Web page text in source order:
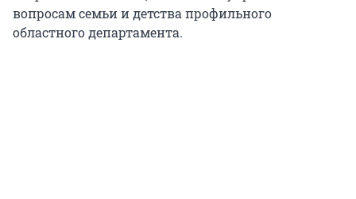
вопросам семьи и детства профильного
областного департамента.